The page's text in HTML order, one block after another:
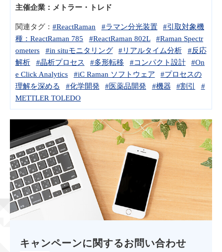
主催企業： メトラー・トレド
関連タグ： #ReactRaman #ラマン分光装置
#引取対象機
種：ReactRaman 785
#ReactRaman 802L
#Raman Spectr
ometers
#in situモニタリング #リアルタイム分析
#反応
解析
#晶析プロセス #多形転移 #コンパクト設計
#On
e Click Analytics
#iC Raman ソフトウェア
#プロセスの
理解を深める
#化学開発 #医薬品開発 #機器 #割引
#
METTLER TOLEDO
キャンペーンに関するお問い合わせ